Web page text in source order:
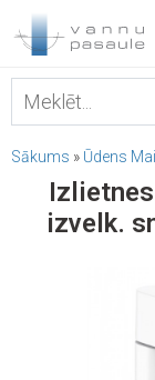
Sākums » Ūdens
izvelk.